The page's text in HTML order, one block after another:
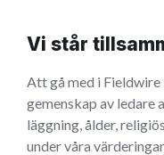
Vi står
Att gå med i
gemenskap av ledare
läggning, ålder,
under våra